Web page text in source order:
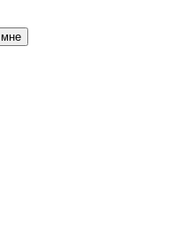
мне